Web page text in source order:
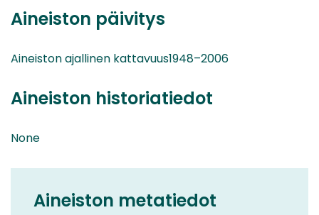
Aineiston päivitys
Aineiston ajallinen kattavuus1948–2006
Aineiston historiatiedot
None
Aineiston metatiedot